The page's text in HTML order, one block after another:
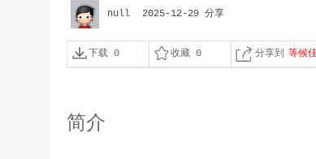
null 2025-12-29 分享
 下载 0 收藏 0  分享到 等候
简介